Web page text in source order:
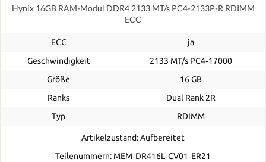
Hynix 16GB RAM-Modul DDR4 2133 MT/s PC4-2133P-R RDIMM
ECC
ECC
ja
Geschwindigkeit
2133 MT/s PC4‑17000
Größe
16 GB
Ranks
Dual Rank 2R
Typ
RDIMM
Artikelzustand: Aufbereitet
Teilenummern: MEM‐DR416L‐CV01‐ER21